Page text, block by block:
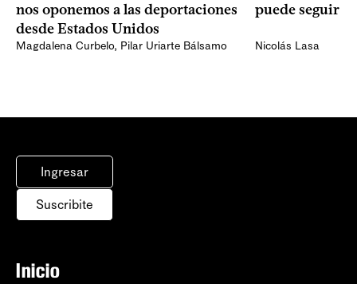
nos oponemos a las deportaciones
desde Estados Unidos
Magdalena Curbelo, Pilar Uriarte Bálsamo
puede seguir
Nicolás Lasa
Ingresar
Suscribite
Inicio